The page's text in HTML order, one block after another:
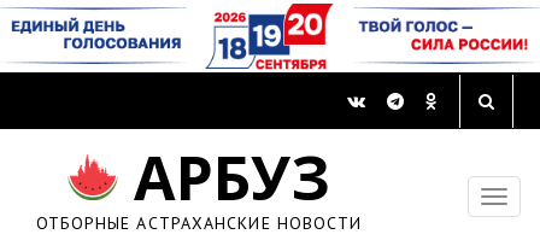
АРБУЗ
ОТБОРНЫЕ АСТРАХАНСКИЕ НОВОСТИ